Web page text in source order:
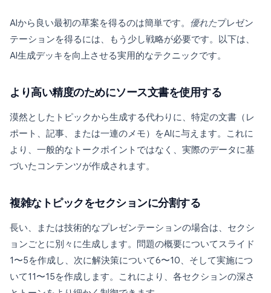
AIから良い最初の草案を得るのは簡単です。 優れたプレゼン
テーションを得るには、もう少し戦略が必要です。以下は、
AI生成デッキを向上させる実用的なテクニックです。
より高い精度のためにソース文書を使用する
漠然としたトピックから生成する代わりに、特定の文書（レ
ポート、記事、または一連のメモ）をAIに与えます。これに
より、一般的なトークポイントではなく、実際のデータに基
づいたコンテンツが作成されます。
複雑なトピックをセクションに分割する
長い、または技術的なプレゼンテーションの場合は、セクシ
ョンごとに別々に生成します。問題の概要についてスライド
1〜5を作成し、次に解決策について6〜10、そして実施につ
いて11〜15を作成します。これにより、各セクションの深さ